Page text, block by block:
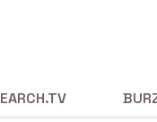
EARCH.TV